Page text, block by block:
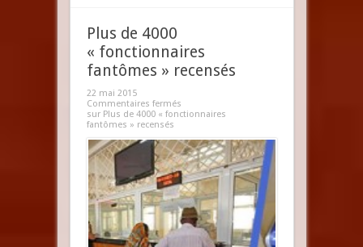
Plus de 4000
« fonctionnaires
fantômes » recensés
22 mai 2015
Commentaires fermés
sur Plus de 4000 « fonctionnaires
fantômes » recensés